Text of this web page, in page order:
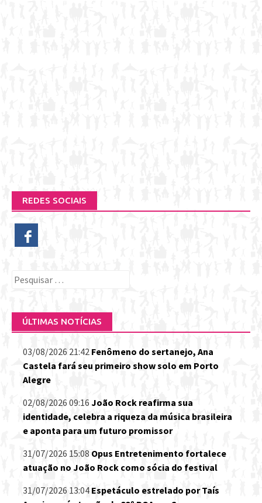
REDES SOCIAIS
Pesquisar
ÚLTIMAS NOTÍCIAS
03/08/2026 21:42 Fenômeno do sertanejo, Ana
Castela fará seu primeiro show solo em Porto
Alegre
02/08/2026 09:16 João Rock reafirma sua
identidade, celebra a riqueza da música brasileira
e aponta para um futuro promissor
31/07/2026 15:08 Opus Entretenimento fortalece
atuação no João Rock como sócia do festival
31/07/2026 13:04 Espetáculo estrelado por Taís